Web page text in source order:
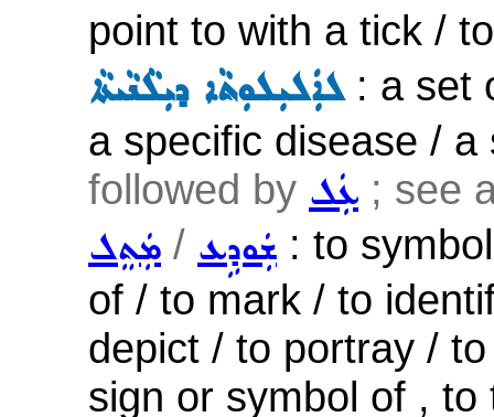
point to with a tick /
ܠܐܲܠܝܼܠܘܼܬܵܐ ܕܝܼܠܵܢܵܝܬܵܐ: a set
a specific disease /
followed by ܥܲܠ ; see
ܡܲܬܸܠ / ܫܲܘܕܹܥ : to
of / to mark / to
depict / to portray /
sign or symbol of ,